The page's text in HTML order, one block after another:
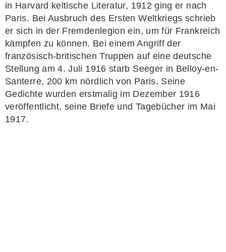
in Harvard keltische Literatur, 1912 ging er nach
Paris. Bei Ausbruch des Ersten Weltkriegs schrieb
er sich in der Fremdenlegion ein, um für Frankreich
kämpfen zu können. Bei einem Angriff der
französisch-britischen Truppen auf eine deutsche
Stellung am 4. Juli 1916 starb Seeger in Belloy-en-
Santerre, 200 km nördlich von Paris. Seine
Gedichte wurden erstmalig im Dezember 1916
veröffentlicht, seine Briefe und Tagebücher im Mai
1917.